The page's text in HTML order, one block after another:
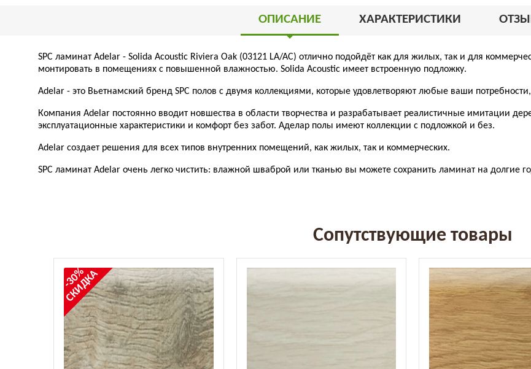
ОПИСАНИЕ ХАРАКТЕРИСТИКИ
SPC ламинат Adelar - Solida Acoustic Riviera Oak (03121 LA/AC) отлично подойдёт как для жилых, так и для
монтировать в помещениях с повышенной влажностью. Solida Acoustic имеет встроенную подложку.
Adelar - это Вьетнамский бренд SPC полов с двумя коллекциями, которые удовлетворяют любые ваши
Компания Adelar постоянно вводит новшества в области творчества и разрабатывает реалистичные имитации
эксплуатационные характеристики и комфорт без забот. Аделар полы имеют коллекции с подложкой и без.
Adelar создает решения для всех типов внутренних помещений, как жилых, так и коммерческих.
SPC ламинат Adelar очень легко чистить: влажной шваброй или тканью вы можете сохранить ламинат на долгие
Сопутствующие товары
-30%
СКИДКА